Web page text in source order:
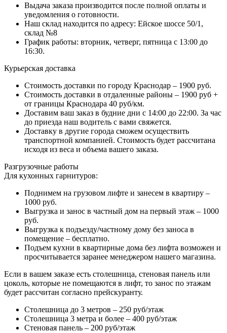
Выдача заказа производится после полной оплаты и
уведомления о готовности.
Наш склад находится по адресу: Ейское шоссе 50/1,
склад №8
График работы: вторник, четверг, пятница с 13:00 до
16:30.
Курьерская доставка
Стоимость доставки по городу Краснодар – 1900 руб.
Стоимость доставки в отдаленные районы – 1900 руб +
от границы Краснодара 40 руб/км.
Доставим ваш заказ в будние дни с 14:00 до 22:00. За час
до приезда наш водитель с вами свяжется.
Доставку в другие города сможем осуществить
транспортной компанией. Стоимость будет рассчитана
исходя из веса и объема вашего заказа.
Разгрузочные работы
Для кухонных гарнитуров:
Поднимем на грузовом лифте и занесем в квартиру –
1000 руб.
Выгрузка и занос в частный дом на первый этаж – 1000
руб.
Выгрузка к подъезду/частному дому без заноса в
помещение – бесплатно.
Подъем кухни в квартирные дома без лифта возможен и
просчитывается заранее менеджером нашего магазина.
Если в вашем заказе есть столешница, стеновая панель или
цоколь, которые не помещаются в лифт, то занос по этажам
будет рассчитан согласно прейскуранту.
Столешница до 3 метров – 250 руб/этаж
Столешница 3 метра и более – 400 руб/этаж
Стеновая панель – 200 руб/этаж